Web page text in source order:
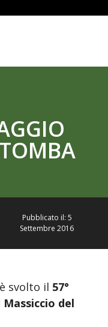
Pubblicato il: 5
Settembre 2016
svolto il 57°
del